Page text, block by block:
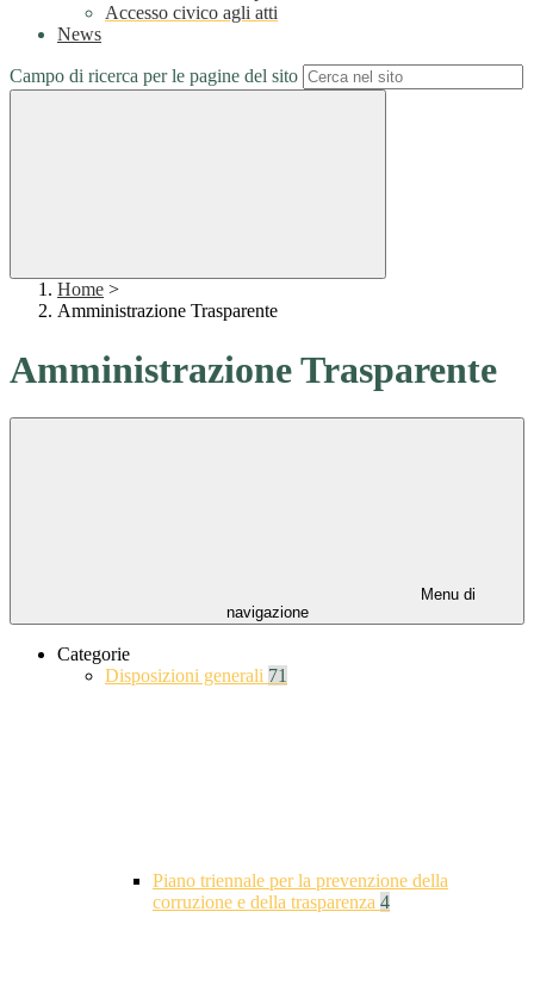
Accesso civico agli atti
News
Campo di ricerca per le pagine del sito
Home >
Amministrazione Trasparente
Amministrazione Trasparente
Menu di
navigazione
Categorie
Disposizioni generali 71
Piano triennale per la prevenzione della
corruzione e della trasparenza 4